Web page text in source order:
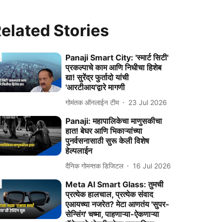
Stories
Panaji Smart City: 'स्मार्ट सिटी'
प्रकल्पाचे काम आणि निधीचा हिशेब
द्या! सुरेंद्र फुर्तादो यांची
'आरटीआय'द्वारे मागणी
गोमंतक ऑनलाईन टीम 23 Jul 2026
Panaji: महापालिकेचा माणुसकीचा
हात! बेघर आणि भिकाऱ्यांच्या
पुनर्वसनासाठी सुरू केली विशेष
हेल्पलाईन
दैनिक गोमन्तक डिजिटल 16 Jul 2026
Meta AI Smart Glass: तुमची
प्रत्येक हालचाल, प्रत्येक संवाद
एआयच्या नजरेत? मेटा आणतंय 'सुपर-
सेन्सिंग' चष्मा, पाहणाऱ्या-ऐकणाऱ्या